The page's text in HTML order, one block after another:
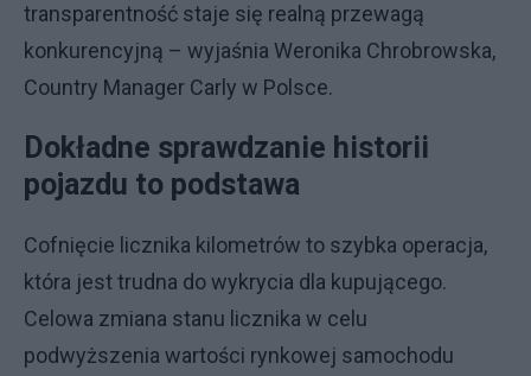
transparentność staje się realną przewagą
konkurencyjną – wyjaśnia Weronika Chrobrowska,
Country Manager Carly w Polsce.
Dokładne sprawdzanie historii
pojazdu to podstawa
Cofnięcie licznika kilometrów to szybka operacja,
która jest trudna do wykrycia dla kupującego.
Celowa zmiana stanu licznika w celu
podwyższenia wartości rynkowej samochodu